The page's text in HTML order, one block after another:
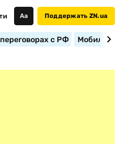
Аа Поддержать ZN.ua
с РФ